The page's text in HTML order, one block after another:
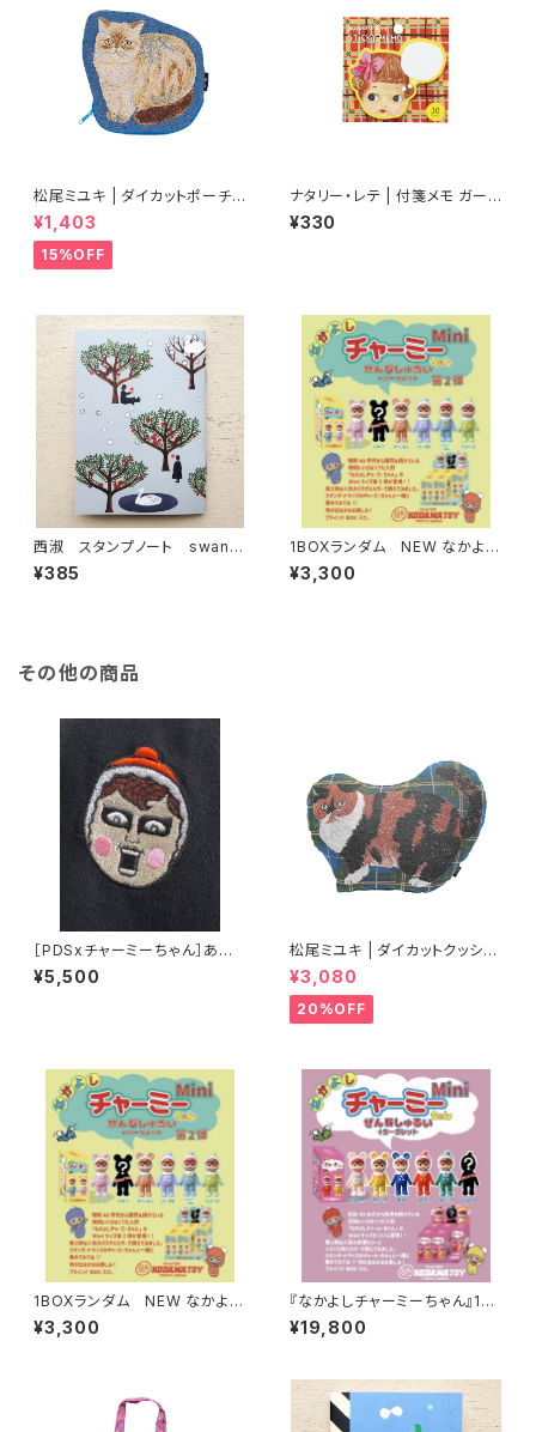
松尾ミユキ | ダイカットポーチ
ペール | Diecut pouch Perle
¥1,403
15%OFF
ナタリー・レテ | 付箋メモ ガール
| Sticky memo Girl
¥330
西淑 スタンプノート swan f
orest
¥385
1BOXランダム NEW なかよし
チャーミーちゃんMini第2弾
¥3,300
その他の商品
［PDSxチャーミーちゃん］あい
つチャーミー刺繍TEE
¥5,500
松尾ミユキ | ダイカットクッショ
ン ムギ | Die-cut cushion M
ugi
¥3,080
20%OFF
1BOXランダム NEW なかよし
チャーミーちゃんMini第2弾
¥3,300
『なかよしチャーミーちゃん』15c
mのMiniブラインドBOX ６個
入りセット
¥19,800